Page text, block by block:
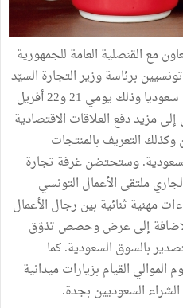
مع القنصلية العامة للجمهورية
برئاسة وزير التجارة السيّد
عمر الباهي منتدى اقتصاديا تونسيا سعوديا وذلك يومي 21 و22 أفريل
إلى مزيد دفع العلاقات الاقتصادية
وكذلك التعريف بالمنتجات
السعودية. وستحتضن غرفة تجارة
جدّة يوم 21 أفريل 2019 الجاري ملتقى الأعمال التونسي
مهنية ثنائية بين رجال الأعمال
إلى عرض وحصص تذوّق
بالسوق السعودية. كما
القيام بزيارات ميدانية
السعوديين بجدة.